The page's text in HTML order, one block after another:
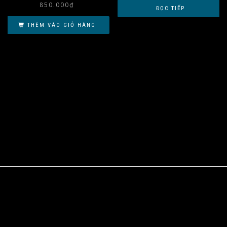
850.000₫
THÊM VÀO GIỎ HÀNG
ĐỌC TIẾP